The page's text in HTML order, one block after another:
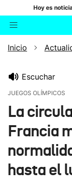
Hoy es
Buscador
Inicio
Escuchar
JUEGOS OLÍMPICOS
La
Francia
hasta el